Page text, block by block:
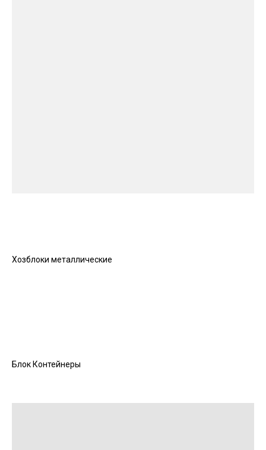
Хозблоки металлические
Блок Контейнеры